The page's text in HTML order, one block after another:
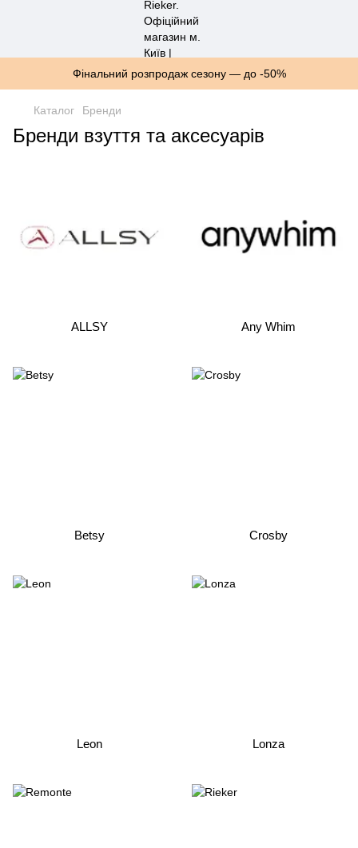
Фінальний розпродаж сезону — до -50%
Каталог Бренди
Бренди взуття та аксесуарів
ALLSY Any Whim
Betsy Crosby
Leon Lonza